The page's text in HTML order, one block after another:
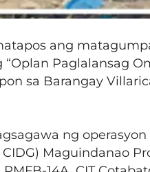
ang
Paglalansag
sa Barangay
ng
Maguindanao